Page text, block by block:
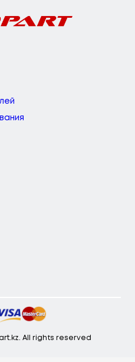
All rights reserved